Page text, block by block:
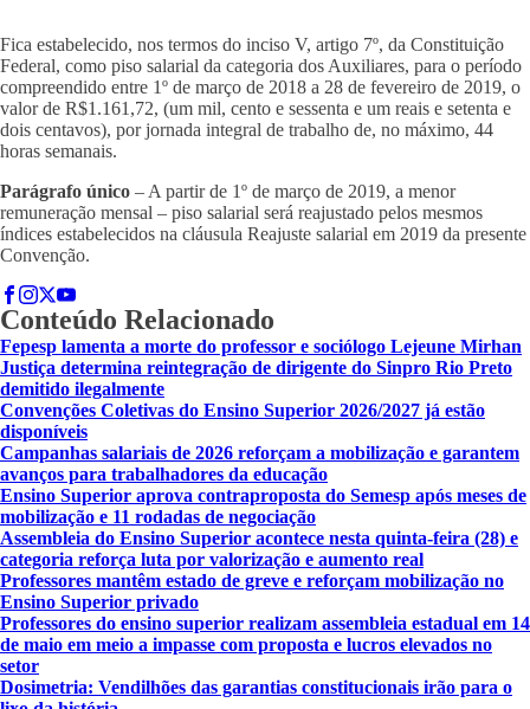
Fica estabelecido, nos termos do inciso V, artigo 7º, da Constituição
Federal, como piso salarial da categoria dos Auxiliares, para o período
compreendido entre 1º de março de 2018 a 28 de fevereiro de 2019, o
valor de R$1.161,72, (um mil, cento e sessenta e um reais e setenta e
dois centavos), por jornada integral de trabalho de, no máximo, 44
horas semanais.
Parágrafo único – A partir de 1º de março de 2019, a menor
remuneração mensal – piso salarial será reajustado pelos mesmos
índices estabelecidos na cláusula Reajuste salarial em 2019 da presente
Convenção.
Conteúdo Relacionado
Fepesp lamenta a morte do professor e sociólogo Lejeune Mirhan
Justiça determina reintegração de dirigente do Sinpro Rio Preto
demitido ilegalmente
Convenções Coletivas do Ensino Superior 2026/2027 já estão
disponíveis
Campanhas salariais de 2026 reforçam a mobilização e garantem
avanços para trabalhadores da educação
Ensino Superior aprova contraproposta do Semesp após meses de
mobilização e 11 rodadas de negociação
Assembleia do Ensino Superior acontece nesta quinta-feira (28) e
categoria reforça luta por valorização e aumento real
Professores mantêm estado de greve e reforçam mobilização no
Ensino Superior privado
Professores do ensino superior realizam assembleia estadual em 14
de maio em meio a impasse com proposta e lucros elevados no
setor
Dosimetria: Vendilhões das garantias constitucionais irão para o